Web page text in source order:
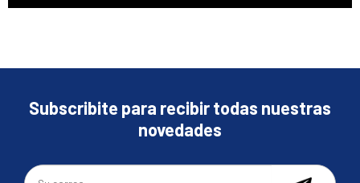
Subscribite para recibir todas nuestras
novedades